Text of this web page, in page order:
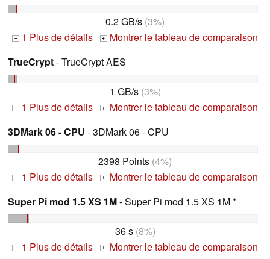
0.2 GB/s (3%)
+ 1 Plus de détails + Montrer le tableau de comparaison
TrueCrypt- TrueCrypt AES
1 GB/s(3%)
+ 1 Plus de détails + Montrer le tableau de comparaison
3DMark 06 - CPU - 3DMark 06 - CPU
2398 Points (4%)
+ 1 Plus de détails + Montrer le tableau de comparaison
Super Pi mod 1.5 XS 1M- Super Pi mod 1.5 XS 1M *
36 s(8%)
+ 1 Plus de détails + Montrer le tableau de comparaison